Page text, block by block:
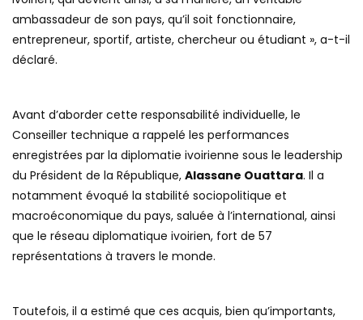
ambassadeur de son pays, qu’il soit fonctionnaire,
entrepreneur, sportif, artiste, chercheur ou étudiant », a-t-il
déclaré.
Avant d’aborder cette responsabilité individuelle, le
Conseiller technique a rappelé les performances
enregistrées par la diplomatie ivoirienne sous le leadership
du Président de la République, Alassane Ouattara. Il a
notamment évoqué la stabilité sociopolitique et
macroéconomique du pays, saluée à l’international, ainsi
que le réseau diplomatique ivoirien, fort de 57
représentations à travers le monde.
Toutefois, il a estimé que ces acquis, bien qu’importants,